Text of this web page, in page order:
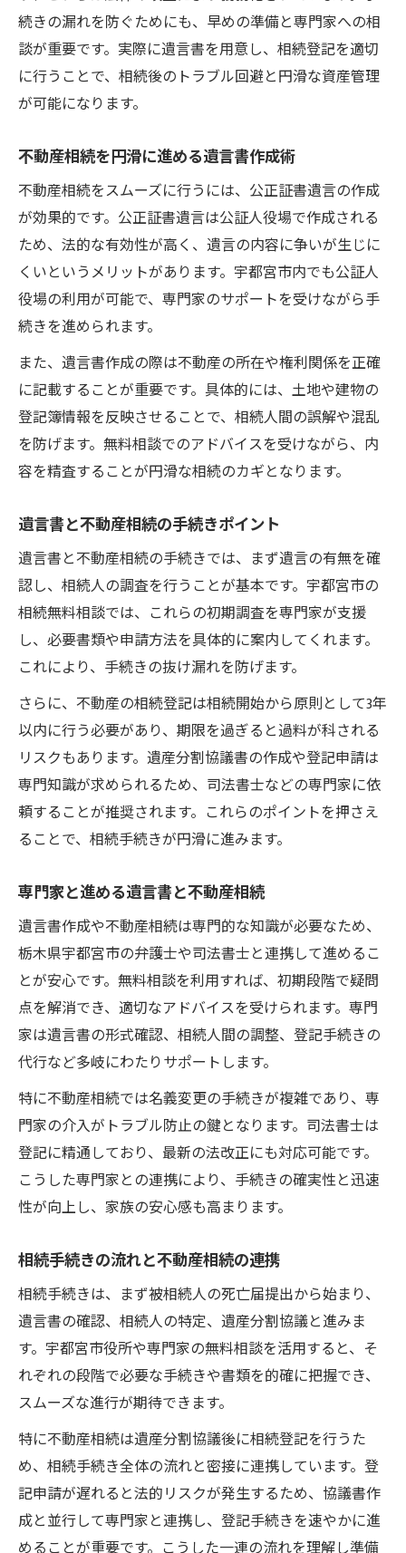
続きの漏れを防ぐためにも、早めの準備と専門家への相
談が重要です。実際に遺言書を用意し、相続登記を適切
に行うことで、相続後のトラブル回避と円滑な資産管理
が可能になります。
不動産相続を円滑に進める遺言書作成術
不動産相続をスムーズに行うには、公正証書遺言の作成
が効果的です。公正証書遺言は公証人役場で作成される
ため、法的な有効性が高く、遺言の内容に争いが生じに
くいというメリットがあります。宇都宮市内でも公証人
役場の利用が可能で、専門家のサポートを受けながら手
続きを進められます。
また、遺言書作成の際は不動産の所在や権利関係を正確
に記載することが重要です。具体的には、土地や建物の
登記簿情報を反映させることで、相続人間の誤解や混乱
を防げます。無料相談でのアドバイスを受けながら、内
容を精査することが円滑な相続のカギとなります。
遺言書と不動産相続の手続きポイント
遺言書と不動産相続の手続きでは、まず遺言の有無を確
認し、相続人の調査を行うことが基本です。宇都宮市の
相続無料相談では、これらの初期調査を専門家が支援
し、必要書類や申請方法を具体的に案内してくれます。
これにより、手続きの抜け漏れを防げます。
さらに、不動産の相続登記は相続開始から原則として3年
以内に行う必要があり、期限を過ぎると過料が科される
リスクもあります。遺産分割協議書の作成や登記申請は
専門知識が求められるため、司法書士などの専門家に依
頼することが推奨されます。これらのポイントを押さえ
ることで、相続手続きが円滑に進みます。
専門家と進める遺言書と不動産相続
遺言書作成や不動産相続は専門的な知識が必要なため、
栃木県宇都宮市の弁護士や司法書士と連携して進めるこ
とが安心です。無料相談を利用すれば、初期段階で疑問
点を解消でき、適切なアドバイスを受けられます。専門
家は遺言書の形式確認、相続人間の調整、登記手続きの
代行など多岐にわたりサポートします。
特に不動産相続では名義変更の手続きが複雑であり、専
門家の介入がトラブル防止の鍵となります。司法書士は
登記に精通しており、最新の法改正にも対応可能です。
こうした専門家との連携により、手続きの確実性と迅速
性が向上し、家族の安心感も高まります。
相続手続きの流れと不動産相続の連携
相続手続きは、まず被相続人の死亡届提出から始まり、
遺言書の確認、相続人の特定、遺産分割協議と進みま
す。宇都宮市役所や専門家の無料相談を活用すると、そ
れぞれの段階で必要な手続きや書類を的確に把握でき、
スムーズな進行が期待できます。
特に不動産相続は遺産分割協議後に相続登記を行うた
め、相続手続き全体の流れと密接に連携しています。登
記申請が遅れると法的リスクが発生するため、協議書作
成と並行して専門家と連携し、登記手続きを速やかに進